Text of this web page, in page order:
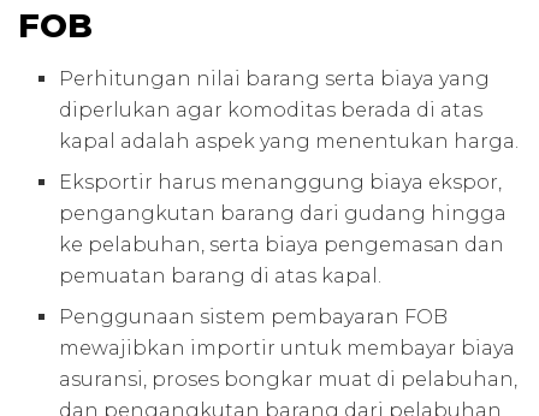
FOB
Perhitungan nilai barang serta biaya yang
diperlukan agar komoditas berada di atas
kapal adalah aspek yang menentukan harga.
Eksportir harus menanggung biaya ekspor,
pengangkutan barang dari gudang hingga
ke pelabuhan, serta biaya pengemasan dan
pemuatan barang di atas kapal.
Penggunaan sistem pembayaran FOB
mewajibkan importir untuk membayar biaya
asuransi, proses bongkar muat di pelabuhan,
dan pengangkutan barang dari pelabuhan